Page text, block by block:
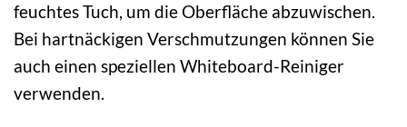
feuchtes Tuch, um die Oberfläche abzuwischen.
Bei hartnäckigen Verschmutzungen können Sie
auch einen speziellen Whiteboard-Reiniger
verwenden.